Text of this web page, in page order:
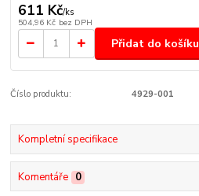
611 Kč/ks
504,96 Kč bez DPH
Přidat do košíku
Číslo produktu: 4929-001
Kompletní specifikace
Komentáře 0